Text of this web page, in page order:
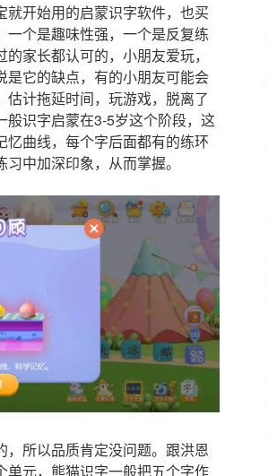
就开始用的启蒙识字软件，也买
个是趣味性强，一个是反复练
家长都认可的，小朋友爱玩，
它的缺点，有的小朋友可能会
计拖延时间，玩游戏，脱离了
识字启蒙在3-5岁这个阶段，这
曲线，每个字后面都有的练环
中加深印象，从而掌握。
，所以品质肯定没问题。跟洪恩
元，熊猫识字一般把五个字作